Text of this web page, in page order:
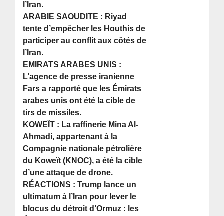
l’Iran.
ARABIE SAOUDITE : Riyad
tente d’empêcher les Houthis de
participer au conflit aux côtés de
l’Iran.
EMIRATS ARABES UNIS :
L’agence de presse iranienne
Fars a rapporté que les Émirats
arabes unis ont été la cible de
tirs de missiles.
KOWEÏT : La raffinerie Mina Al-
Ahmadi, appartenant à la
Compagnie nationale pétrolière
du Koweït (KNOC), a été la cible
d’une attaque de drone.
RÉACTIONS : Trump lance un
ultimatum à l’Iran pour lever le
blocus du détroit d’Ormuz : les